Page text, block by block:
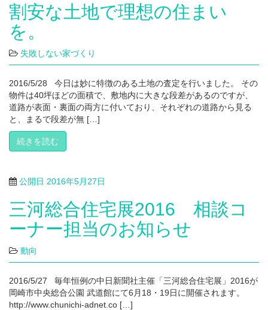
割安な土地で理想の住まい
を。
失敗しない家づくり
2016/5/28 今日は妙に特徴のある土地の査定を行いました。 その
物件は40坪ほどの面積で、敷地内に大きな段差があるのですが、
道路が表面・裏面の両方に付いており、それぞれの道路から見る
と、まるで段差が無 […]
続きを読む
公開日 2016年5月27日
三河総合住宅展2016 相談コ
ーナー担当のお知らせ
動向
2016/5/27 毎年恒例の中日新聞社主催「三河総合住宅展」2016が
岡崎市中央総合公園 武道館にて6月18・19日に開催されます。
http://www.chunichi-adnet.co […]